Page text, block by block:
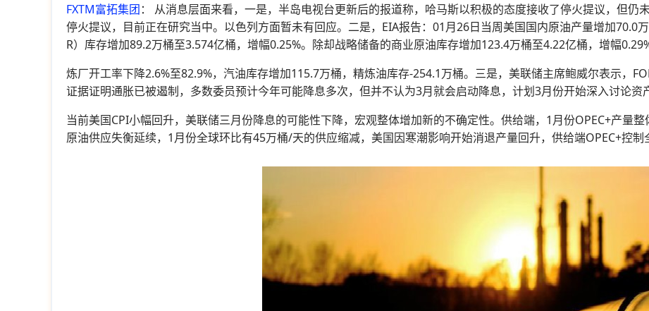
FXTM富拓集团： 从消息层面来看，一是，半岛电视台更新后的报道称，哈马斯以积极的态度接收了停火提议，但仍
停火提议，目前正在研究当中。以色列方面暂未有回应。二是，EIA报告：01月26日当周美国国内原油产量增加70.0
R）库存增加89.2万桶至3.574亿桶，增幅0.25%。除却战略储备的商业原油库存增加123.4万桶至4.22亿桶，增幅0.29%
炼厂开工率下降2.6%至82.9%，汽油库存增加115.7万桶，精炼油库存-254.1万桶。三是，美联储主席鲍威尔表示，
证据证明通胀已被遏制，多数委员预计今年可能降息多次，但并不认为3月就会启动降息，计划3月份开始深入讨论资
当前美国CPI小幅回升，美联储三月份降息的可能性下降，宏观整体增加新的不确定性。供给端，1月份OPEC+产量
原油供应失衡延续，1月份全球环比有45万桶/天的供应缩减，美国因寒潮影响开始消退产量回升，供给端OPEC+控制